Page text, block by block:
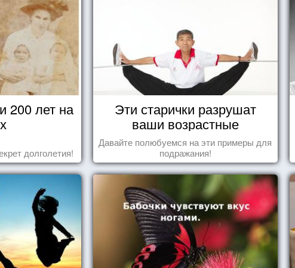
200 лет на
долголетия!
Эти старички разрушат
ваши возрастные
стереотипы
Давайте полюбуемся на эти примеры для
подражания!